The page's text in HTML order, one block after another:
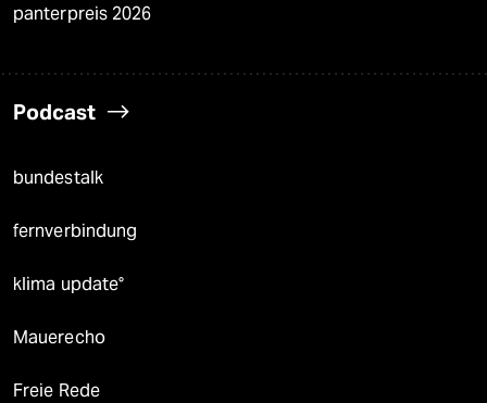
panterpreis 2026
Podcast
bundestalk
fernverbindung
klima update°
Mauerecho
Freie Rede